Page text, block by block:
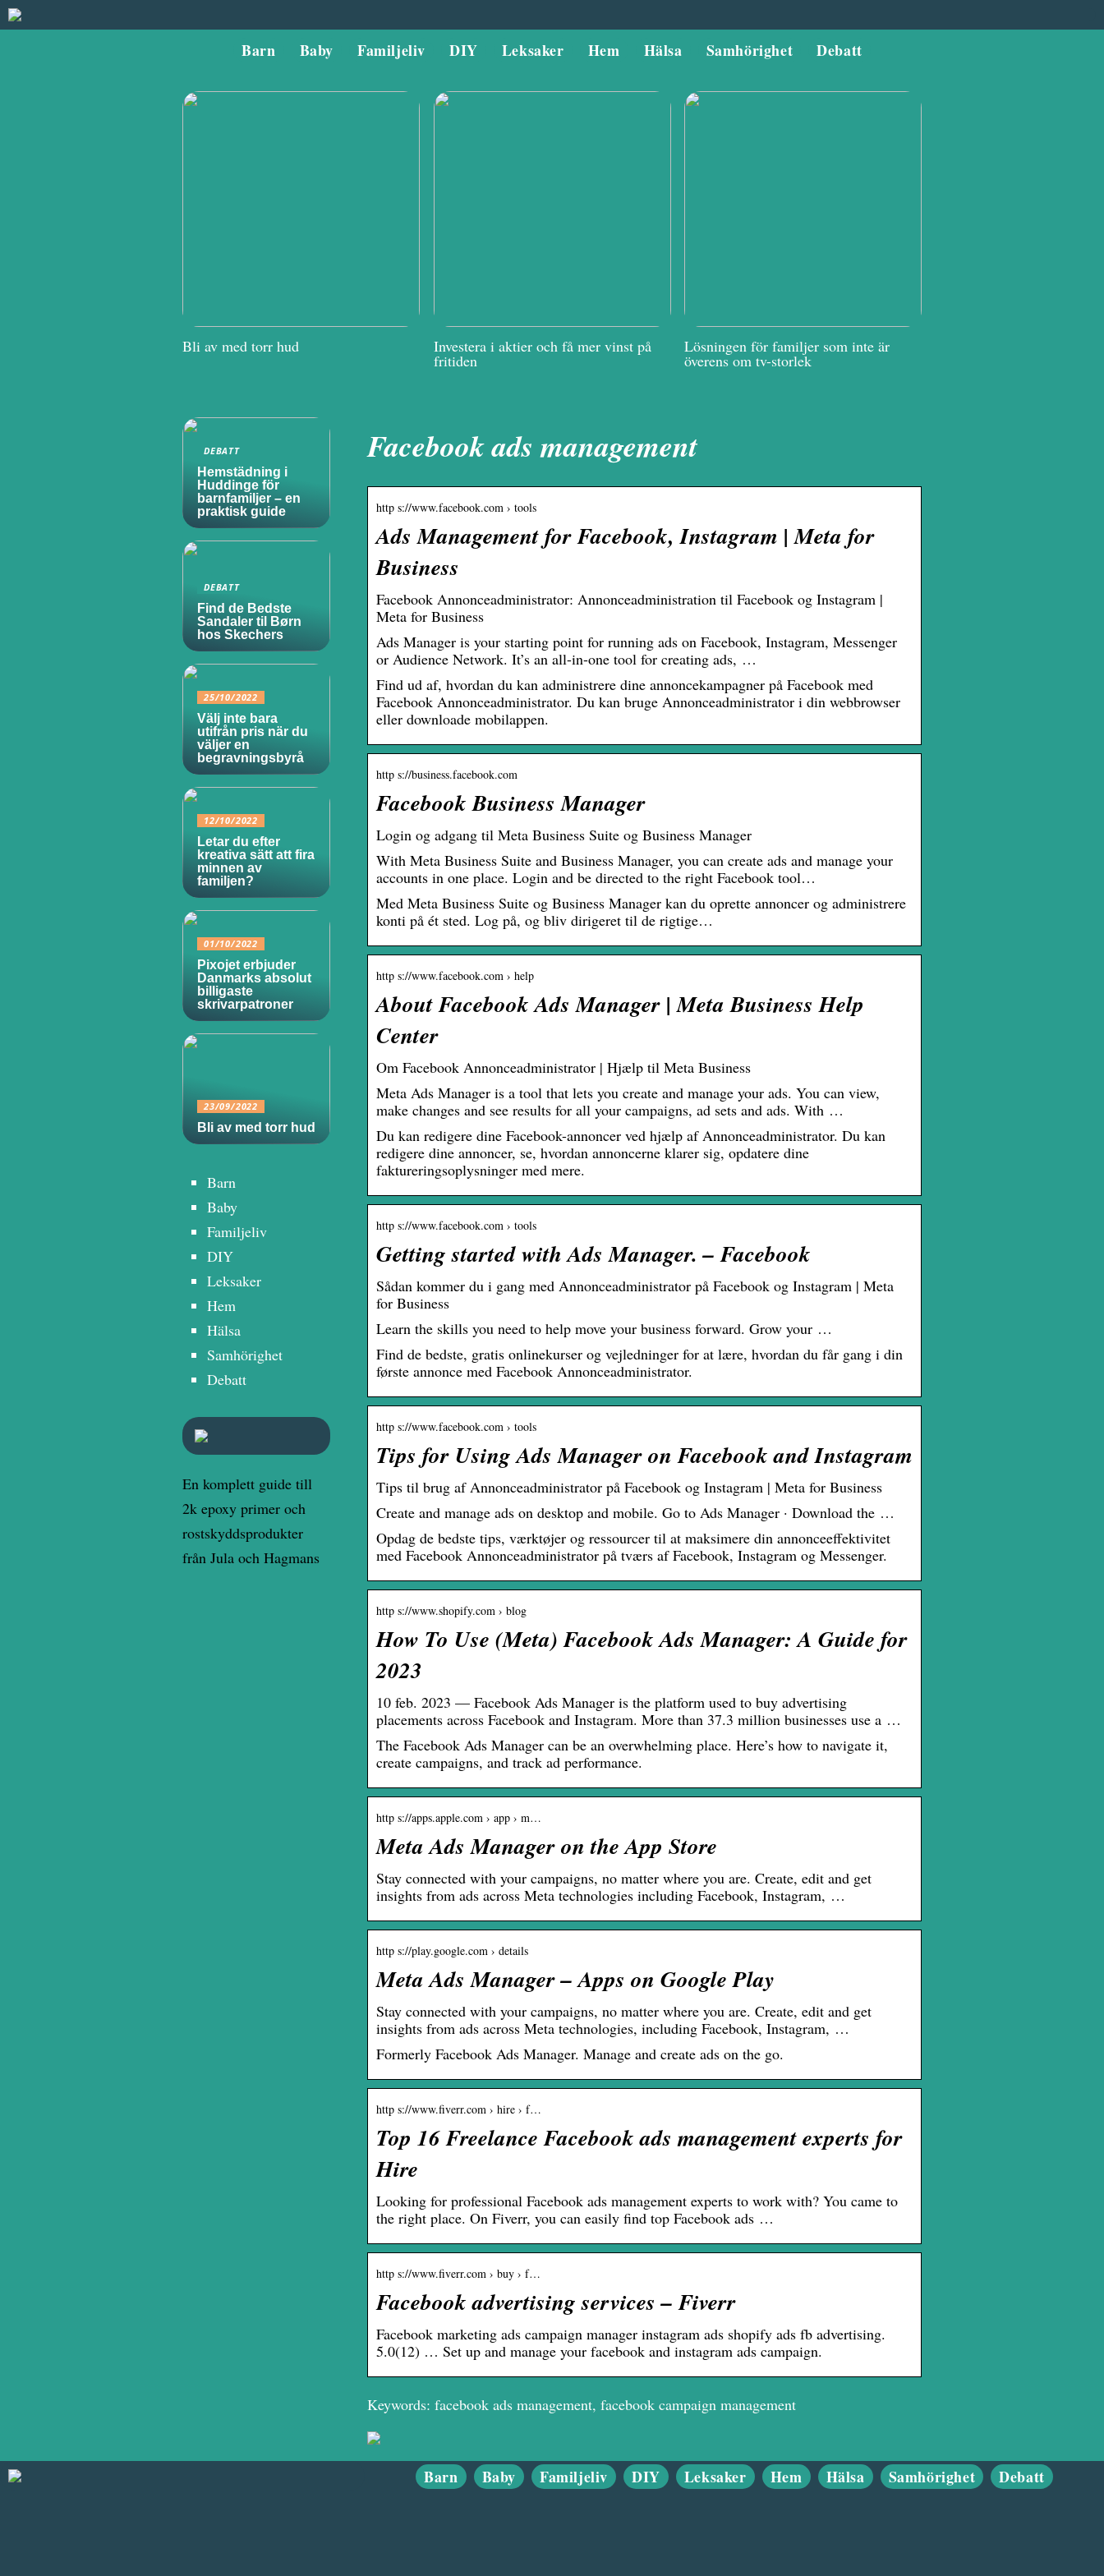
Barn Baby Familjeliv DIY Leksaker Hem Hälsa Samhörighet Debatt
Bli av med torr hud Investera i aktier och få mer vinst på
fritiden
Lösningen för familjer som inte är
överens om tv-storlek
Facebook ads management
http s://www.facebook.com › tools
Ads Management for Facebook, Instagram | Meta for
Business
Facebook Annonceadministrator: Annonceadministration til Facebook og Instagram |
Meta for Business
Ads Manager is your starting point for running ads on Facebook, Instagram, Messenger
or Audience Network. It’s an all-in-one tool for creating ads, …
Find ud af, hvordan du kan administrere dine annoncekampagner på Facebook med
Facebook Annonceadministrator. Du kan bruge Annonceadministrator i din webbrowser
eller downloade mobilappen.
http s://business.facebook.com
Facebook Business Manager
Login og adgang til Meta Business Suite og Business Manager
With Meta Business Suite and Business Manager, you can create ads and manage your
accounts in one place. Login and be directed to the right Facebook tool…
Med Meta Business Suite og Business Manager kan du oprette annoncer og administrere
konti på ét sted. Log på, og bliv dirigeret til de rigtige…
http s://www.facebook.com › help
About Facebook Ads Manager | Meta Business Help
Center
Om Facebook Annonceadministrator | Hjælp til Meta Business
Meta Ads Manager is a tool that lets you create and manage your ads. You can view,
make changes and see results for all your campaigns, ad sets and ads. With …
Du kan redigere dine Facebook-annoncer ved hjælp af Annonceadministrator. Du kan
redigere dine annoncer, se, hvordan annoncerne klarer sig, opdatere dine
faktureringsoplysninger med mere.
http s://www.facebook.com › tools
Getting started with Ads Manager. – Facebook
Sådan kommer du i gang med Annonceadministrator på Facebook og Instagram | Meta
for Business
Learn the skills you need to help move your business forward. Grow your …
Find de bedste, gratis onlinekurser og vejledninger for at lære, hvordan du får gang i din
første annonce med Facebook Annonceadministrator.
http s://www.facebook.com › tools
Tips for Using Ads Manager on Facebook and Instagram
Tips til brug af Annonceadministrator på Facebook og Instagram | Meta for Business
Create and manage ads on desktop and mobile. Go to Ads Manager · Download the …
Opdag de bedste tips, værktøjer og ressourcer til at maksimere din annonceeffektivitet
med Facebook Annonceadministrator på tværs af Facebook, Instagram og Messenger.
http s://www.shopify.com › blog
How To Use (Meta) Facebook Ads Manager: A Guide for
2023
10 feb. 2023 — Facebook Ads Manager is the platform used to buy advertising
placements across Facebook and Instagram. More than 37.3 million businesses use a …
The Facebook Ads Manager can be an overwhelming place. Here’s how to navigate it,
create campaigns, and track ad performance.
http s://apps.apple.com › app › m…
Meta Ads Manager on the App Store
Stay connected with your campaigns, no matter where you are. Create, edit and get
insights from ads across Meta technologies including Facebook, Instagram, …
http s://play.google.com › details
Meta Ads Manager – Apps on Google Play
Stay connected with your campaigns, no matter where you are. Create, edit and get
insights from ads across Meta technologies, including Facebook, Instagram, …
Formerly Facebook Ads Manager. Manage and create ads on the go.
http s://www.fiverr.com › hire › f…
Top 16 Freelance Facebook ads management experts for
Hire
Looking for professional Facebook ads management experts to work with? You came to
the right place. On Fiverr, you can easily find top Facebook ads …
http s://www.fiverr.com › buy › f…
Facebook advertising services – Fiverr
Facebook marketing ads campaign manager instagram ads shopify ads fb advertising.
5.0(12) … Set up and manage your facebook and instagram ads campaign.
Keywords: facebook ads management, facebook campaign management
DEBATT
Hemstädning i
Huddinge för
barnfamiljer – en
praktisk guide
DEBATT
Find de Bedste
Sandaler til Børn
hos Skechers
25/10/2022
Välj inte bara
utifrån pris när du
väljer en
begravningsbyrå
12/10/2022
Letar du efter
kreativa sätt att fira
minnen av
familjen?
01/10/2022
Pixojet erbjuder
Danmarks absolut
billigaste
skrivarpatroner
23/09/2022
Bli av med torr hud
Barn
Baby
Familjeliv
DIY
Leksaker
Hem
Hälsa
Samhörighet
Debatt
En komplett guide till
2k epoxy primer och
rostskyddsprodukter
från Jula och Hagmans
Barn Baby Familjeliv DIY Leksaker Hem Hälsa Samhörighet Debatt